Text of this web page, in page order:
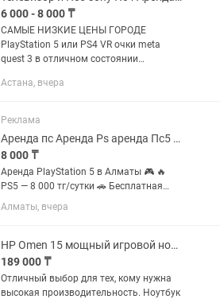
6 000 - 8 000 ₸
САМЫЕ НИЗКИЕ ЦЕНЫ ГОРОДЕ
PlayStation 5 или PS4 VR очки meta
quest 3 в отличном состоянии
Доставим Установим Сами Можно
удобно Игр...
Астана, вчера
Реклама
Аренда пс Аренда Ps аренда Пс5 аренда ps5 аренда ps 5 аренда PlayStation
8 000 ₸
Аренда PlayStation 5 в Алматы 🎮 🔥
PS5 — 8 000 тг/сутки 🚗 Бесплатная
доставка по Алматы 🎁 При аренде на
2 суток — 3-и сутки бесплатно! САМАЯ
НАС!!! 🔥🔥🔥 1. FIFA 26...
Алматы, вчера
HP Omen 15 мощный игровой ноутбук для игр, работы и профессиональных
189 000 ₸
Отличный выбор для тех, кому нужна
высокая производительность. Ноутбук